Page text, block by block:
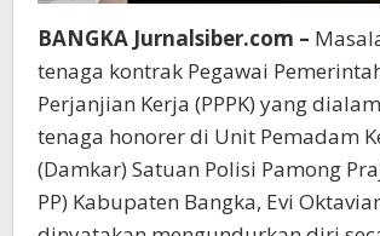
BANGKA Jurnalsiber.com –
tenaga kontrak Pegawai
Perjanjian Kerja (PPPK) yang
tenaga honorer di Unit Pemadam
(Damkar) Satuan Polisi Pamong
PP) Kabupaten Bangka, Evi